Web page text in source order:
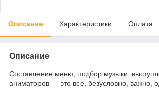
Описание Характеристики Оплата
Описание
Составление меню, подбор музыки,
аниматоров — это все, безусловно, важно,